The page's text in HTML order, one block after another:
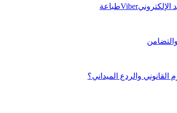
الإلكترونيViberطباعة
والردع الميداني؟